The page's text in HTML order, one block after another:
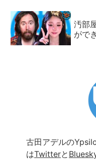
汚部
がで
古田アデルの
はTwitterと